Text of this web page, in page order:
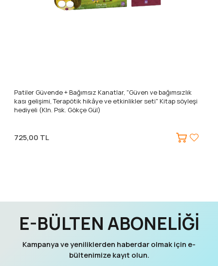
Patiler Güvende + Bağımsız Kanatlar, "Güven ve bağımsızlık
kası gelişimi, Terapötik hikâye ve etkinlikler seti" Kitap söyleşi
hediyeli (Kln. Psk. Gökçe Gül)
725,00 TL
E-BÜLTEN ABONELİĞİ
Kampanya ve yeniliklerden haberdar olmak için e-
bültenimize kayıt olun.